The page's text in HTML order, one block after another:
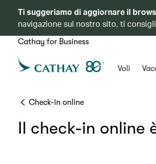
Ti suggeriamo di aggiornare il
navigazione sul nostro sito, ti
Cathay for Business
Voli
Check-in online
Il check-in online